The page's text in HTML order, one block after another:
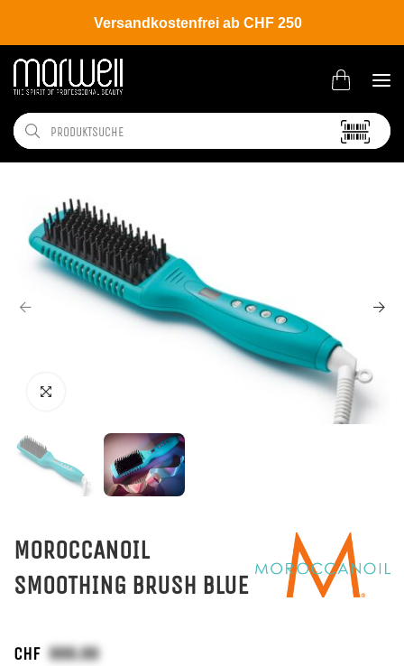
Versandkostenfrei ab CHF 250
Shop Brands Moroccanoil
MOROCCANOIL
SMOOTHING BRUSH BLUE
CHF